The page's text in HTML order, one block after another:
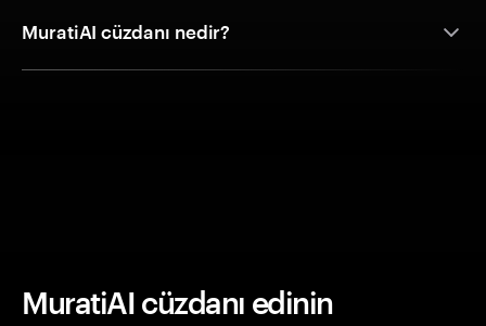
MuratiAI cüzdanı nedir?
MuratiAI cüzdanı edinin